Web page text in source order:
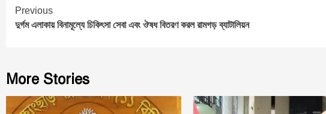
Continue
Reading
Previous
দুর্গম এলাকায় বিনামূল্যে চিকিৎসা সেবা এবং ঔষধ বিতরণ করল রামগড় ব্যাটালিয়ন
More Stories